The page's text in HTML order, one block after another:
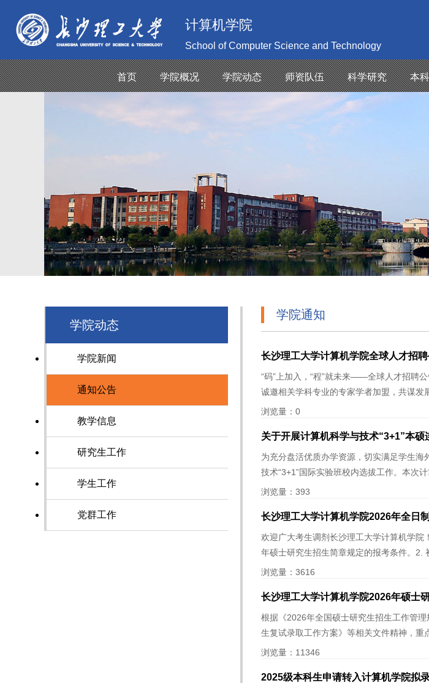
计算机学院
School of Computer Science and Technology
首页 学院概况 学院动态 师资队伍 科学研究 本
学院动态
学院新闻
通知公告
教学信息
研究生工作
学生工作
党群工作
学院通知
长沙理工大学计算机学院全球人才招
“码”上加入，“程”就未来——全球人才招聘
诚邀相关学科专业的专家学者加盟，共谋发
浏览量： 0
关于开展计算机科学与技术“3+1”本
为充分盘活优质办学资源，切实满足学生
技术“3+1”国际实验班校内选拔工作。本次
浏览量： 393
长沙理工大学计算机学院2026年全日
欢迎广大考生调剂长沙理工大学计算机学
年硕士研究生招生简章规定的报考条件。2.
浏览量： 3616
长沙理工大学计算机学院2026年硕士
根据《2026年全国硕士研究生招生工作管
生复试录取工作方案》等相关文件精神，重
浏览量： 11346
2025级本科生申请转入计算机学院拟